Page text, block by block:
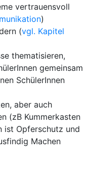
vertrauensvoll
)
(vgl. Kapitel
thematisieren,
gemeinsam
SchülerInnen
aber auch
(zB Kummerkasten
ist Opferschutz und
Machen